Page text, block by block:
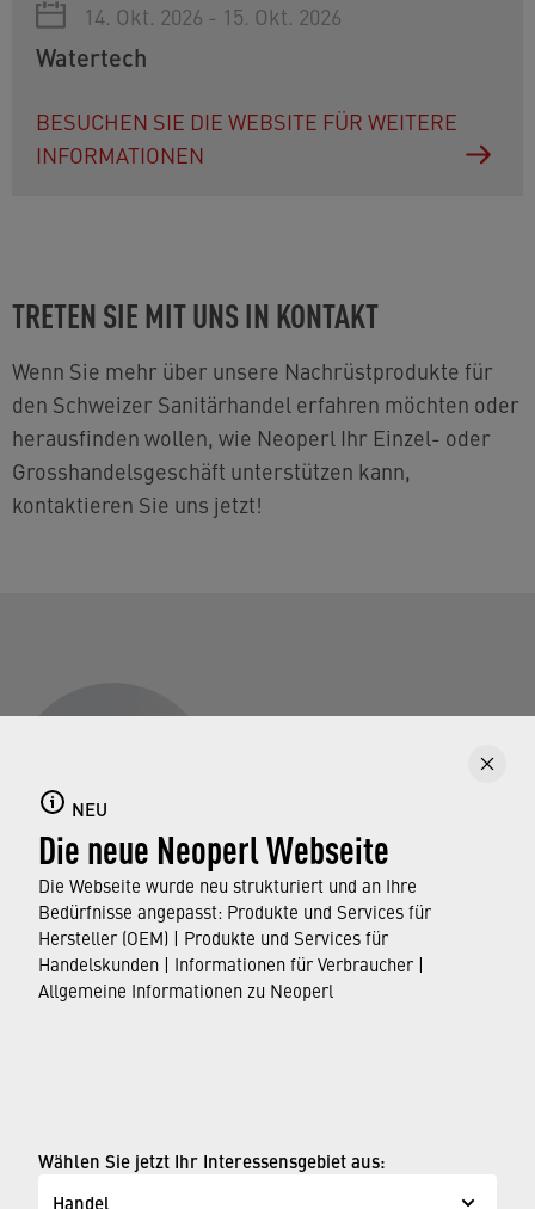
NEU
Die neue Neoperl Webseite
Die Webseite wurde neu strukturiert und an Ihre
Bedürfnisse angepasst: Produkte und Services für
Hersteller (OEM) | Produkte und Services für
Handelskunden | Informationen für Verbraucher |
Allgemeine Informationen zu Neoperl
Wählen Sie jetzt Ihr Interessensgebiet aus:
Handel
14. Okt. 2026 - 15. Okt. 2026
Watertech
BESUCHEN SIE DIE WEBSITE FÜR WEITERE
INFORMATIONEN
TRETEN SIE MIT UNS IN KONTAKT
Wenn Sie mehr über unsere Nachrüstprodukte für
den Schweizer Sanitärhandel erfahren möchten oder
herausfinden wollen, wie Neoperl Ihr Einzel- oder
Grosshandelsgeschäft unterstützen kann,
kontaktieren Sie uns jetzt!
Gross- und Fachhandel
info@neoperl.ch
Impressum